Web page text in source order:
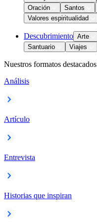
Oración
Santos
Valores espiritualidad
Descubrimiento Arte
Santuario
Viajes
Nuestros formatos destacados
Análisis
Artículo
Entrevista
Historias que inspiran